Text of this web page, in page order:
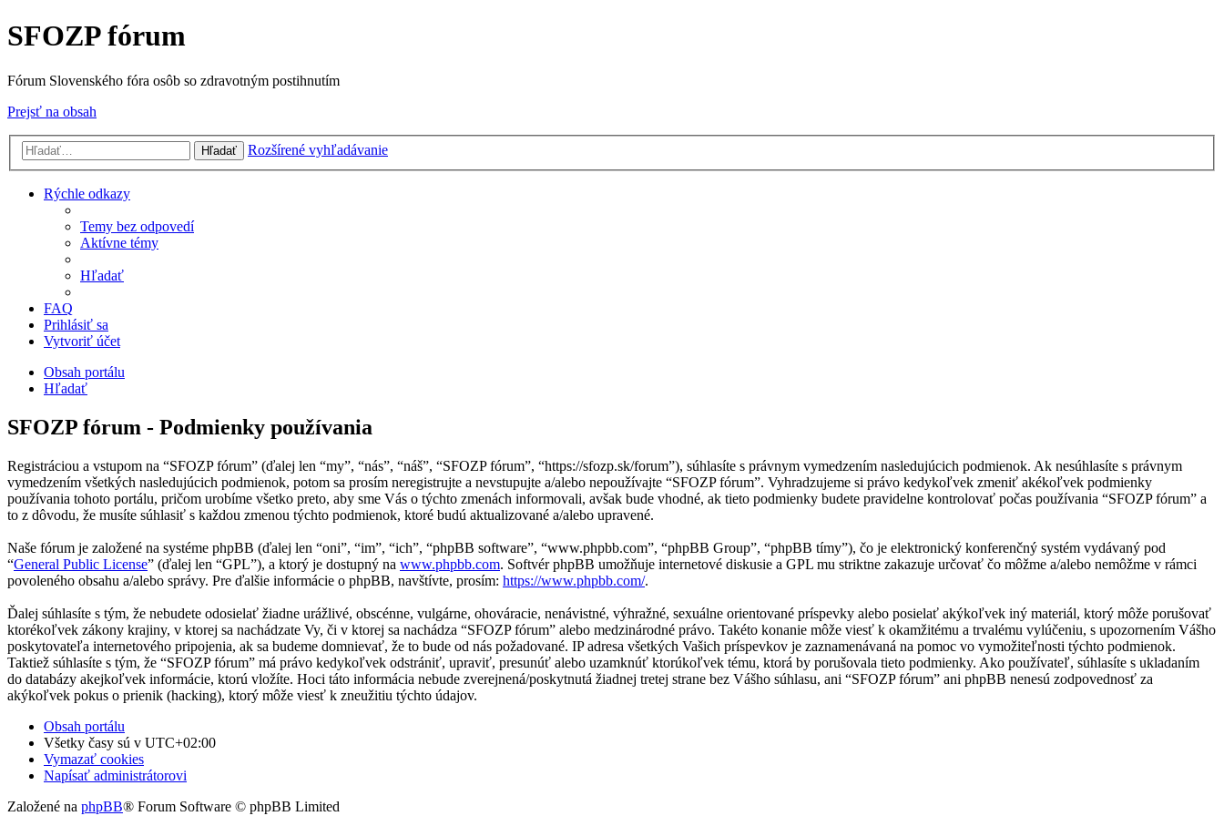
SFOZP fórum
Fórum Slovenského fóra osôb so zdravotným postihnutím
Prejsť na obsah
Hľadať Rozšírené vyhľadávanie
Rýchle odkazy
Temy bez odpovedí
Aktívne témy
Hľadať
FAQ
Prihlásiť sa
Vytvoriť účet
Obsah portálu
Hľadať
SFOZP fórum - Podmienky používania
Registráciou a vstupom na “SFOZP fórum” (ďalej len “my”, “nás”, “náš”, “SFOZP fórum”, “https://sfozp.sk/forum”), súhlasíte s právnym vymedzením nasledujúcich podmienok. Ak nesúhlasíte s právnym
vymedzením všetkých nasledujúcich podmienok, potom sa prosím neregistrujte a nevstupujte a/alebo nepoužívajte “SFOZP fórum”. Vyhradzujeme si právo kedykoľvek zmeniť akékoľvek podmienky
používania tohoto portálu, pričom urobíme všetko preto, aby sme Vás o týchto zmenách informovali, avšak bude vhodné, ak tieto podmienky budete pravidelne kontrolovať počas používania “SFOZP fórum” a
to z dôvodu, že musíte súhlasiť s každou zmenou týchto podmienok, ktoré budú aktualizované a/alebo upravené.
Naše fórum je založené na systéme phpBB (ďalej len “oni”, “im”, “ich”, “phpBB software”, “www.phpbb.com”, “phpBB Group”, “phpBB tímy”), čo je elektronický konferenčný systém vydávaný pod
“General Public License” (ďalej len “GPL”), a ktorý je dostupný na www.phpbb.com. Softvér phpBB umožňuje internetové diskusie a GPL mu striktne zakazuje určovať čo môžme a/alebo nemôžme v rámci
povoleného obsahu a/alebo správy. Pre ďalšie informácie o phpBB, navštívte, prosím: https://www.phpbb.com/.
Ďalej súhlasíte s tým, že nebudete odosielať žiadne urážlivé, obscénne, vulgárne, ohováracie, nenávistné, výhražné, sexuálne orientované príspevky alebo posielať akýkoľvek iný materiál, ktorý môže porušovať
ktorékoľvek zákony krajiny, v ktorej sa nachádzate Vy, či v ktorej sa nachádza “SFOZP fórum” alebo medzinárodné právo. Takéto konanie môže viesť k okamžitému a trvalému vylúčeniu, s upozornením Vášho
poskytovateľa internetového pripojenia, ak sa budeme domnievať, že to bude od nás požadované. IP adresa všetkých Vašich príspevkov je zaznamenávaná na pomoc vo vymožiteľnosti týchto podmienok.
Taktiež súhlasíte s tým, že “SFOZP fórum” má právo kedykoľvek odstrániť, upraviť, presunúť alebo uzamknúť ktorúkoľvek tému, ktorá by porušovala tieto podmienky. Ako používateľ, súhlasíte s ukladaním
do databázy akejkoľvek informácie, ktorú vložíte. Hoci táto informácia nebude zverejnená/poskytnutá žiadnej tretej strane bez Vášho súhlasu, ani “SFOZP fórum” ani phpBB nenesú zodpovednosť za
akýkoľvek pokus o prienik (hacking), ktorý môže viesť k zneužitiu týchto údajov.
Obsah portálu
Všetky časy sú v UTC+02:00
Vymazať cookies
Napísať administrátorovi
Založené na phpBB® Forum Software © phpBB Limited